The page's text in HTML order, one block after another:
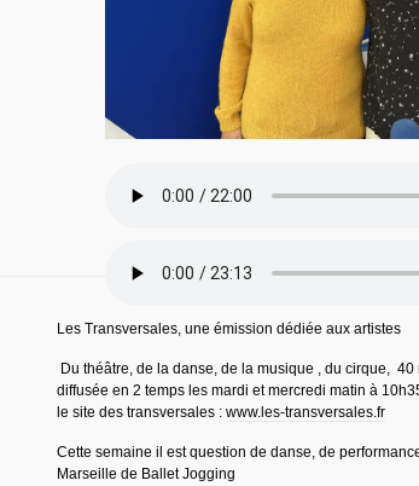
Les Transversales, une émission dédiée aux artistes
Du théâtre, de la danse, de la musique , du cirque, 40
diffusée en 2 temps les mardi et mercredi matin à
le site des transversales : www.les-transversales.fr
Cette semaine il est question de danse, de
Marseille de Ballet Jogging